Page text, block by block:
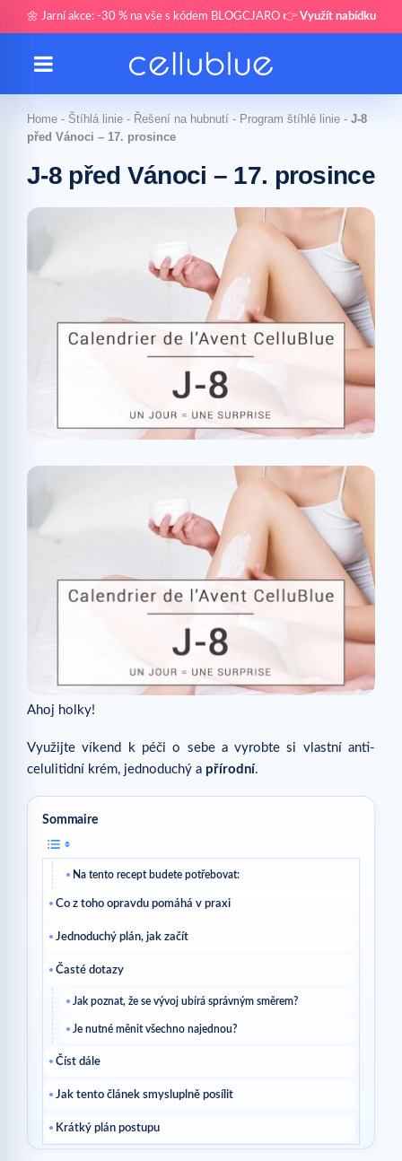
🌼 Jarní akce: -30 % na vše s kódem BLOGCJARO 👉 Využít nabídku
Home - Štíhlá linie - Řešení na hubnutí - Program štíhlé linie - J-8
před Vánoci – 17. prosince
J-8 před Vánoci – 17. prosince
Ahoj holky!
Využijte víkend k péči o sebe a vyrobte si vlastní anti-
celulitidní krém, jednoduchý a přírodní.
Sommaire
Na tento recept budete potřebovat:
Co z toho opravdu pomáhá v praxi
Jednoduchý plán, jak začít
Časté dotazy
Jak poznat, že se vývoj ubírá správným směrem?
Je nutné měnit všechno najednou?
Číst dále
Jak tento článek smysluplně posílit
Krátký plán postupu